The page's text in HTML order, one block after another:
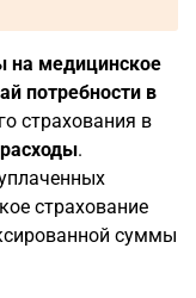
на медицинское
потребности в
страхования в
.
страхование
суммы